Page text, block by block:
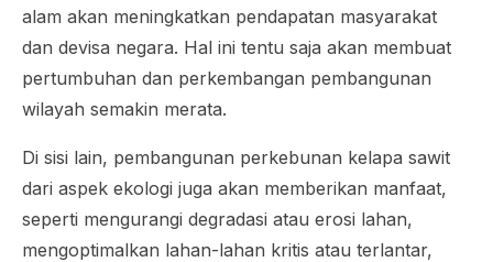
alam akan meningkatkan pendapatan masyarakat
dan devisa negara. Hal ini tentu saja akan membuat
pertumbuhan dan perkembangan pembangunan
wilayah semakin merata.
Di sisi lain, pembangunan perkebunan kelapa sawit
dari aspek ekologi juga akan memberikan manfaat,
seperti mengurangi degradasi atau erosi lahan,
mengoptimalkan lahan-lahan kritis atau terlantar,